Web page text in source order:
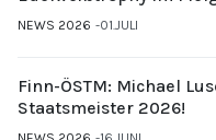
NEWS 2026 01.JULI
Finn-ÖSTM: Michael
Staatsmeister 2026!